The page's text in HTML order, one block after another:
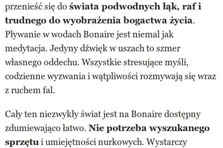
przenieść się do świata podwodnych łąk, raf i
trudnego do wyobrażenia bogactwa życia.
Pływanie w wodach Bonaire jest niemal jak
medytacja. Jedyny dźwięk w uszach to szmer
własnego oddechu. Wszystkie stresujące myśli,
codzienne wyzwania i wątpliwości rozmywają się wraz
z ruchem fal.
Cały ten niezwykły świat jest na Bonaire dostępny
zdumiewająco łatwo. Nie potrzeba wyszukanego
sprzętui umiejętności nurkowych. Wystarczy